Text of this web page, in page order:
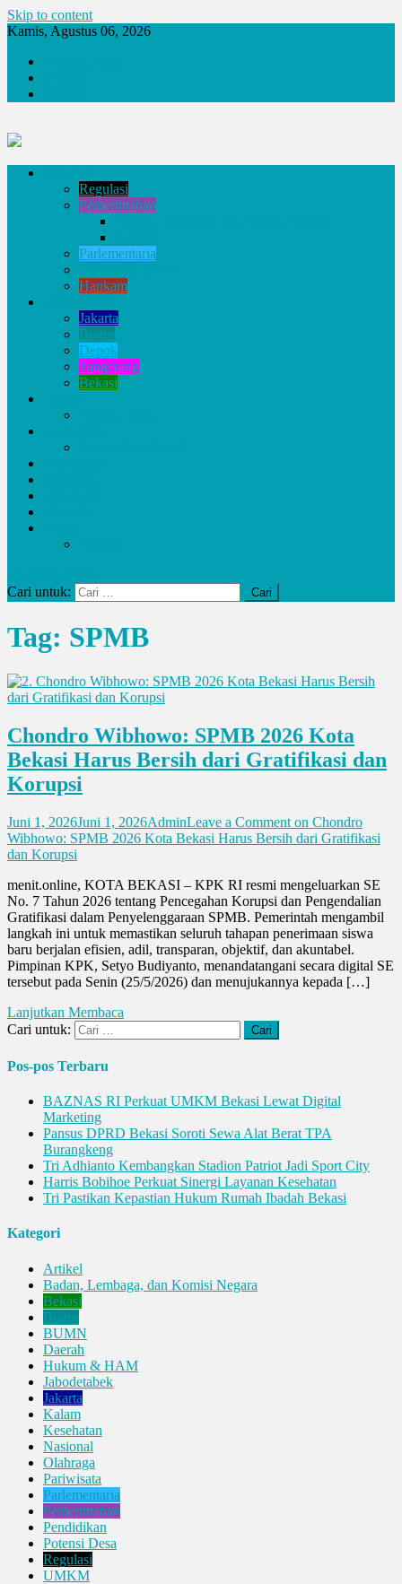
Skip to content
Kamis, Agustus 06, 2026
Regulasi
Pemerintahan
Parlementaria
Hankam
Jakarta
Bogor
Depok
Tangerang
Bekasi
Cari untuk:
Tag: SPMB
Chondro Wibhowo: SPMB 2026 Kota
Bekasi Harus Bersih dari Gratifikasi dan
Korupsi
Juni 1, 2026Juni 1, 2026AdminLeave a Comment on Chondro
Wibhowo: SPMB 2026 Kota Bekasi Harus Bersih dari Gratifikasi
dan Korupsi
menit.online, KOTA BEKASI – KPK RI resmi mengeluarkan SE
No. 7 Tahun 2026 tentang Pencegahan Korupsi dan Pengendalian
Gratifikasi dalam Penyelenggaraan SPMB. Pemerintah mengambil
langkah ini untuk memastikan seluruh tahapan penerimaan siswa
baru berjalan efisien, adil, transparan, objektif, dan akuntabel.
Pimpinan KPK, Setyo Budiyanto, menandatangani secara digital SE
tersebut pada Senin (25/5/2026) dan menujukannya kepada […]
Lanjutkan Membaca
Cari untuk:
Pos-pos Terbaru
BAZNAS RI Perkuat UMKM Bekasi Lewat Digital
Marketing
Pansus DPRD Bekasi Soroti Sewa Alat Berat TPA
Burangkeng
Tri Adhianto Kembangkan Stadion Patriot Jadi Sport City
Harris Bobihoe Perkuat Sinergi Layanan Kesehatan
Tri Pastikan Kepastian Hukum Rumah Ibadah Bekasi
Kategori
Artikel
Badan, Lembaga, dan Komisi Negara
Bekasi
Bogor
BUMN
Daerah
Hukum & HAM
Jabodetabek
Jakarta
Kalam
Kesehatan
Nasional
Olahraga
Pariwisata
Parlementaria
Pemerintahan
Pendidikan
Potensi Desa
Regulasi
UMKM